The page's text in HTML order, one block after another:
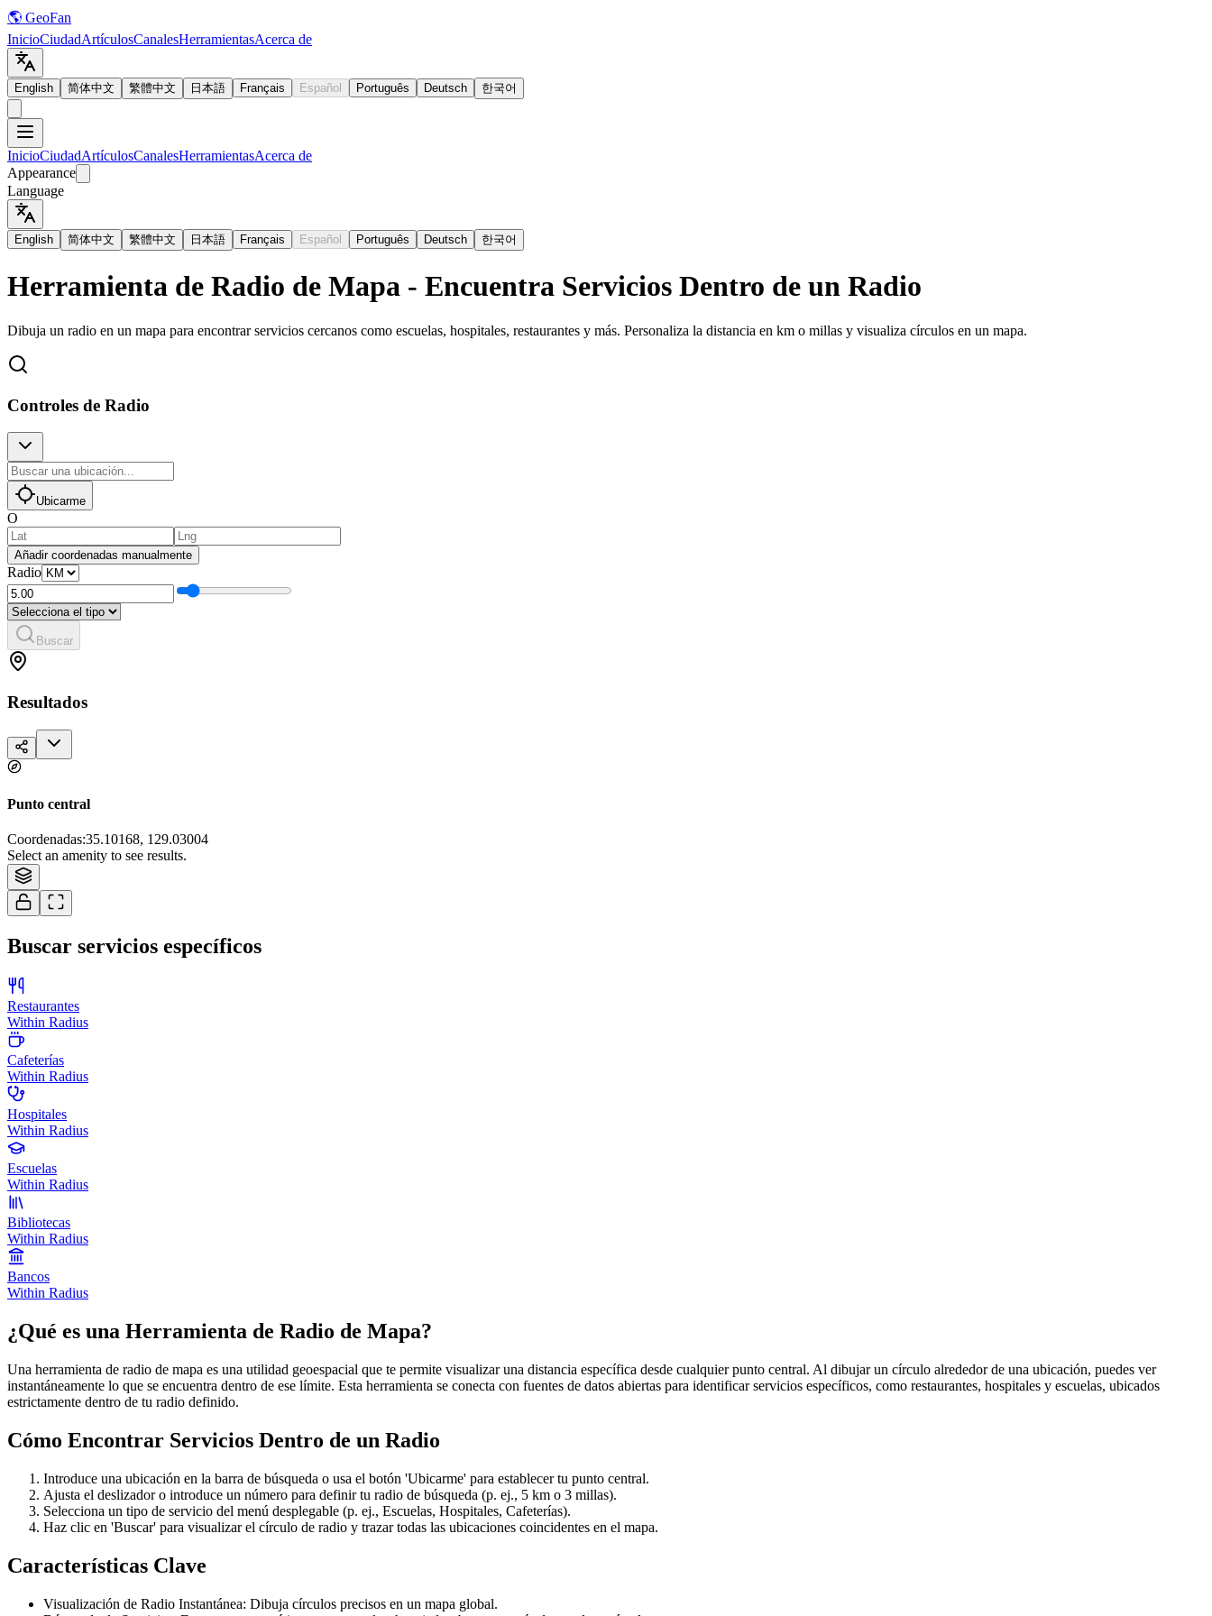
🌎 GeoFan
InicioCiudadArtículosCanalesHerramientasAcerca de
English 简体中文 繁體中文 日本語 Français Español Português Deutsch 한국어
InicioCiudadArtículosCanalesHerramientasAcerca de
Appearance
Language
English 简体中文 繁體中文 日本語 Français Español Português Deutsch 한국어
Herramienta de Radio de Mapa - Encuentra Servicios Dentro de un Radio
Dibuja un radio en un mapa para encontrar servicios cercanos como escuelas, hospitales, restaurantes y más. Personaliza la distancia en km o millas y visualiza círculos en un mapa.
Controles de Radio
Ubicarme
O
Añadir coordenadas manualmente
Radio
Buscar
Resultados
Punto central
Coordenadas:35.10168, 129.03004
Select an amenity to see results.
Buscar servicios específicos
Restaurantes
Within Radius
Cafeterías
Within Radius
Hospitales
Within Radius
Escuelas
Within Radius
Bibliotecas
Within Radius
Bancos
Within Radius
¿Qué es una Herramienta de Radio de Mapa?
Una herramienta de radio de mapa es una utilidad geoespacial que te permite visualizar una distancia específica desde cualquier punto central. Al dibujar un círculo alrededor de una ubicación, puedes ver
instantáneamente lo que se encuentra dentro de ese límite. Esta herramienta se conecta con fuentes de datos abiertas para identificar servicios específicos, como restaurantes, hospitales y escuelas, ubicados
estrictamente dentro de tu radio definido.
Cómo Encontrar Servicios Dentro de un Radio
Introduce una ubicación en la barra de búsqueda o usa el botón 'Ubicarme' para establecer tu punto central.
Ajusta el deslizador o introduce un número para definir tu radio de búsqueda (p. ej., 5 km o 3 millas).
Selecciona un tipo de servicio del menú desplegable (p. ej., Escuelas, Hospitales, Cafeterías).
Haz clic en 'Buscar' para visualizar el círculo de radio y trazar todas las ubicaciones coincidentes en el mapa.
Características Clave
Visualización de Radio Instantánea: Dibuja círculos precisos en un mapa global.